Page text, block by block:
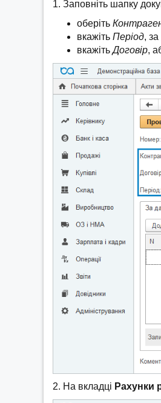
1. Заповніть шапку
оберіть
вкажіть Період,
вкажітьДоговір,
2. На вкладці Рахунки